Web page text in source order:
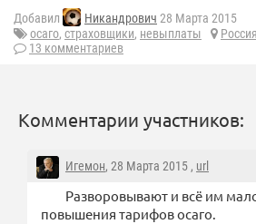
Добавил Никандрович 28 Марта 2015
осаго, страховщики, невыплаты
Россия
13 комментариев
Комментарии участников:
Игемон, 28 Марта 2015 , url
Разворовывают и всё им
повышения тарифов осаго.